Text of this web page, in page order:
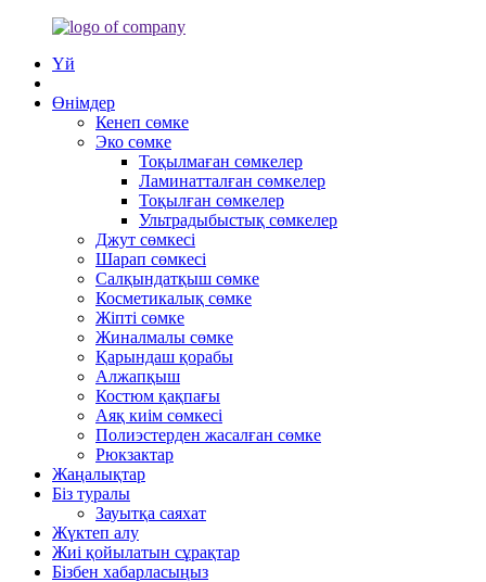
Үй
Өнімдер
Кенеп сөмке
Эко сөмке
Тоқылмаған сөмкелер
Ламинатталған сөмкелер
Тоқылған сөмкелер
Ультрадыбыстық сөмкелер
Джут сөмкесі
Шарап сөмкесі
Салқындатқыш сөмке
Косметикалық сөмке
Жіпті сөмке
Жиналмалы сөмке
Қарындаш қорабы
Алжапқыш
Костюм қақпағы
Аяқ киім сөмкесі
Полиэстерден жасалған сөмке
Рюкзактар
Жаңалықтар
Біз туралы
Зауытқа саяхат
Жүктеп алу
Жиі қойылатын сұрақтар
Бізбен хабарласыңыз